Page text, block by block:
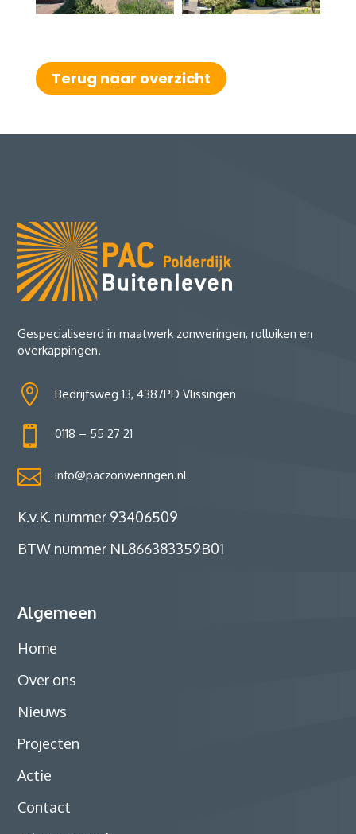
Terug naar overzicht
Gespecialiseerd in maatwerk zonweringen, rolluiken en
overkappingen.
 Bedrijfsweg 13, 4387PD Vlissingen
 0118 – 55 27 21
 info@paczonweringen.nl
K.v.K. nummer 93406509
BTW nummer NL866383359B01
Algemeen
Home
Over ons
Nieuws
Projecten
Actie
Contact